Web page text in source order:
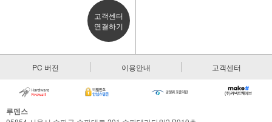
고객센터
연결하기
PC 버전 이용안내 고객센터
루덴스